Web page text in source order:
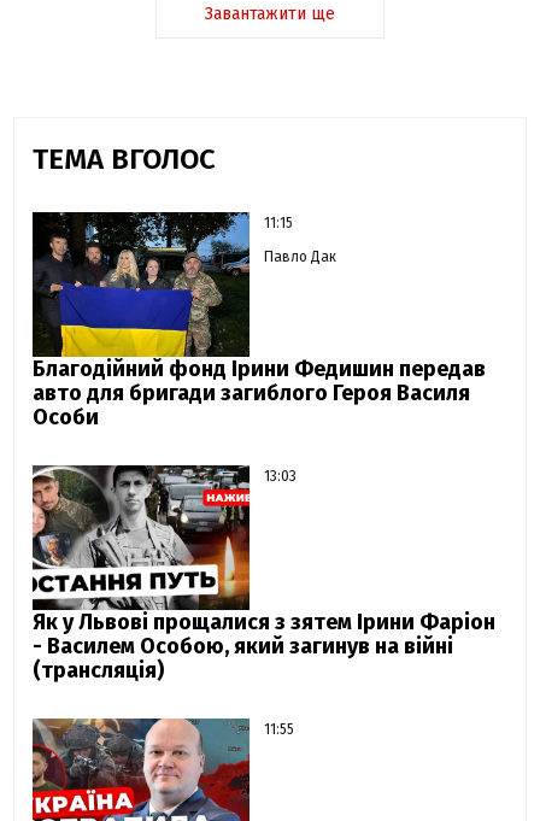
Завантажити ще
ТЕМА ВГОЛОС
11:15
Павло Дак
Благодійний фонд Ірини Федишин передав
авто для бригади загиблого Героя Василя
Особи
13:03
Як у Львові прощалися з зятем Ірини Фаріон
- Василем Особою, який загинув на війні
(трансляція)
11:55